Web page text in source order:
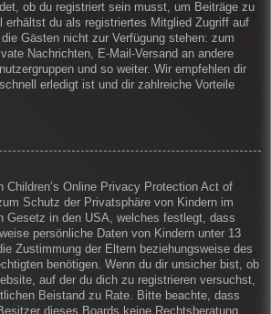
ob du registriert sein musst, um Beiträge zu
erhältst du als registriertes Mitglied Zugriff auf
Gästen nicht zur Verfügung stehen: zum
Nachrichten, E-Mail-Versand an andere
und so weiter. Wir empfehlen dir
erledigt ist und dir zahlreiche Vorteile
Children’s Online Privacy Protection Act of
Schutz der Privatsphäre von Kindern im
Gesetz in den USA, welches festlegt, dass
persönliche Daten von Kindern unter 13
Zustimmung der Eltern beziehungsweise des
benötigen. Wenn du dir unsicher bist, ob
auf der du dich zu registrieren versuchst,
Beistand zu Rate. Bitte beachte, dass
dieses Boards keine Rechtsberatung